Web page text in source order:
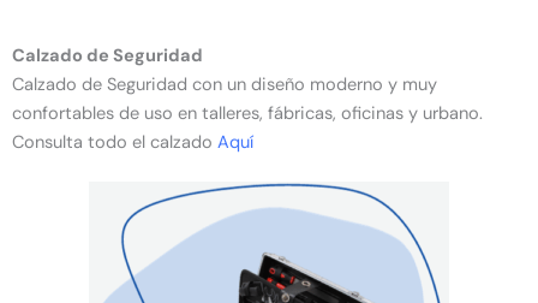
Calzado de Seguridad
Calzado de Seguridad con un diseño moderno y muy
confortables de uso en talleres, fábricas, oficinas y urbano.
Consulta todo el calzado Aquí